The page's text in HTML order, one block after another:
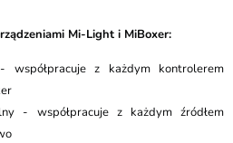
Mi-Light i MiBoxer:
współpracuje z każdym kontrolerem
- współpracuje z każdym źródłem